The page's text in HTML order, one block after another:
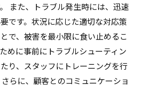
また、トラブル発生時には、迅速
です。状況に応じた適切な対応策
で、被害を最小限に食い止めるこ
めに事前にトラブルシューティン
り、スタッフにトレーニングを行
らに、顧客とのコミュニケーショ